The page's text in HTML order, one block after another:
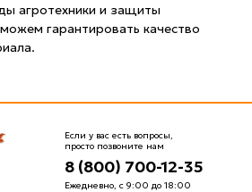
агротехники и защиты
гарантировать качество
Если у вас есть вопросы,
просто позвоните нам
8 (800) 700-12-35
Ежедневно, с 9:00 до 18:00